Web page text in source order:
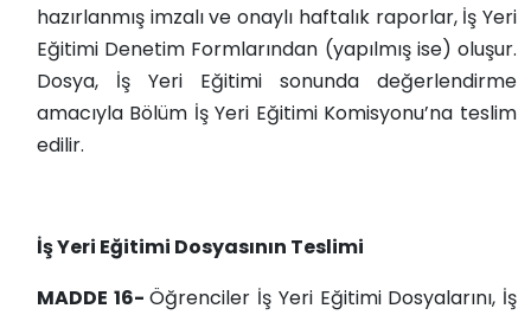
hazırlanmış imzalı ve onaylı haftalık raporlar, İş Yeri
Eğitimi Denetim Formlarından (yapılmış ise) oluşur.
Dosya, İş Yeri Eğitimi sonunda değerlendirme
amacıyla Bölüm İş Yeri Eğitimi Komisyonu’na teslim
edilir.
İş Yeri Eğitimi Dosyasının Teslimi
MADDE 16-Öğrenciler İş Yeri Eğitimi Dosyalarını, İş